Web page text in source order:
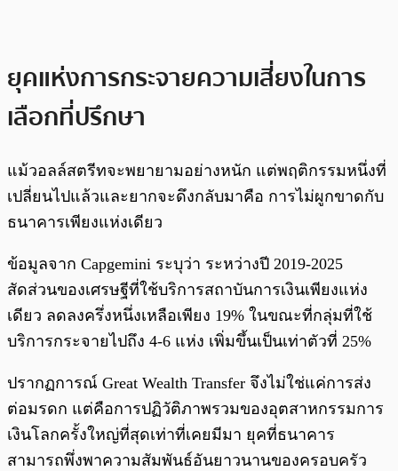
ยุคแห่งการกระจายความเสี่ยงในการ
เลือกที่ปรึกษา
แม้วอลล์สตรีทจะพยายามอย่างหนัก แต่พฤติกรรมหนึ่งที่
เปลี่ยนไปแล้วและยากจะดึงกลับมาคือ การไม่ผูกขาดกับ
ธนาคารเพียงแห่งเดียว
ข้อมูลจาก Capgemini ระบุว่า ระหว่างปี 2019-2025
สัดส่วนของเศรษฐีที่ใช้บริการสถาบันการเงินเพียงแห่ง
เดียว ลดลงครึ่งหนึ่งเหลือเพียง 19% ในขณะที่กลุ่มที่ใช้
บริการกระจายไปถึง 4-6 แห่ง เพิ่มขึ้นเป็นเท่าตัวที่ 25%
ปรากฏการณ์ Great Wealth Transfer จึงไม่ใช่แค่การส่ง
ต่อมรดก แต่คือการปฏิวัติภาพรวมของอุตสาหกรรมการ
เงินโลกครั้งใหญ่ที่สุดเท่าที่เคยมีมา ยุคที่ธนาคาร
สามารถพึ่งพาความสัมพันธ์อันยาวนานของครอบครัว